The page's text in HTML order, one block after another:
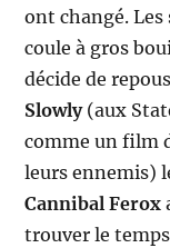
ont changé. Les
coule à gros
décide de
Slowly(aux
comme un film
leurs ennemis)
Cannibal Ferox
trouver le